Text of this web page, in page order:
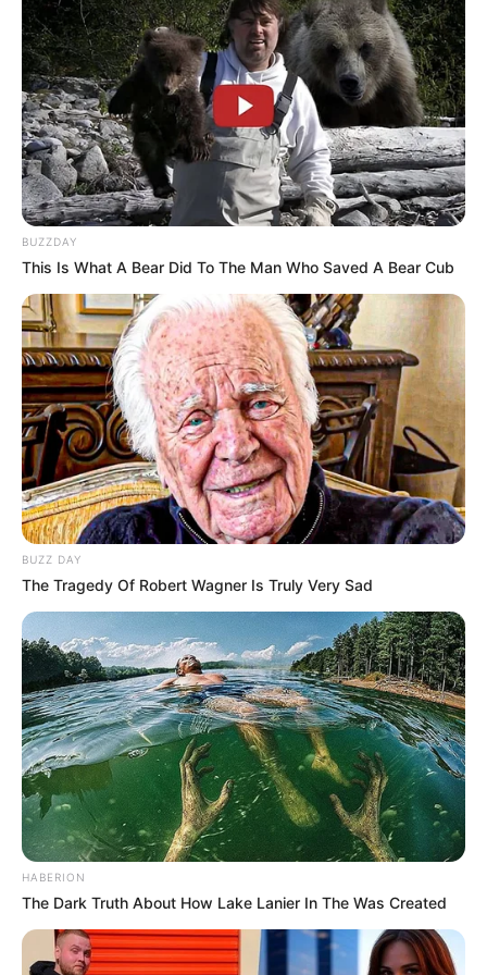
BUZZDAY
This Is What A Bear Did To The Man Who Saved A Bear Cub
BUZZ DAY
The Tragedy Of Robert Wagner Is Truly Very Sad
HABERION
The Dark Truth About How Lake Lanier In The Was Created